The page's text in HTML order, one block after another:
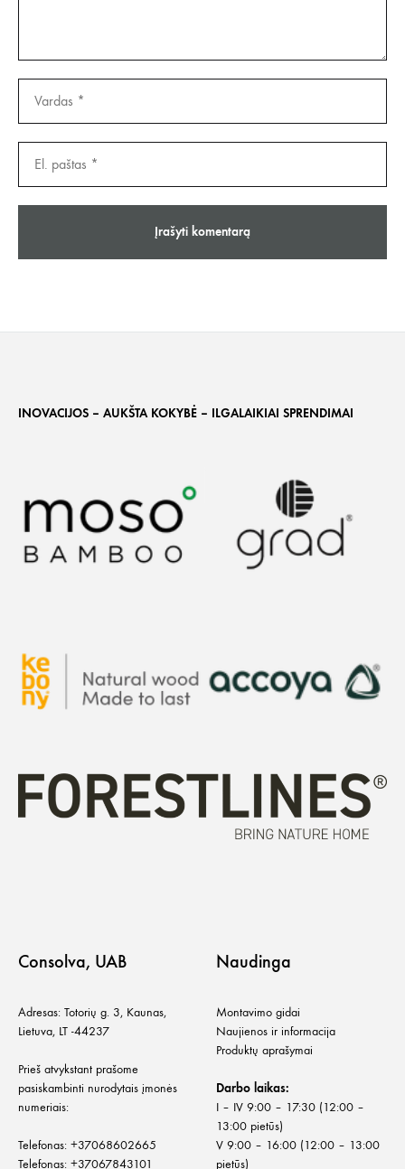
INOVACIJOS – AUKŠTA KOKYBĖ – ILGALAIKIAI SPRENDIMAI
Consolva, UAB
Adresas: Totorių g. 3, Kaunas,
Lietuva, LT -44237
Prieš atvykstant prašome
pasiskambinti nurodytais įmonės
numeriais:
Telefonas: +37068602665
Telefonas: +37067843101
Naudinga
Montavimo gidai
Naujienos ir informacija
Produktų aprašymai
Darbo laikas:
I – IV 9:00 – 17:30 (12:00 –
13:00 pietūs)
V 9:00 – 16:00 (12:00 – 13:00
pietūs)